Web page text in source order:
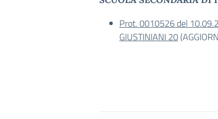
Prot. 0010526 del
GIUSTINIANI 20